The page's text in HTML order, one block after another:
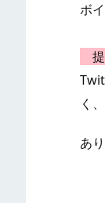
ボ
く
あ